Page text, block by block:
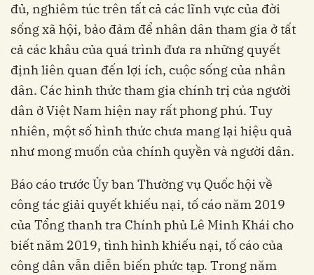
đủ, nghiêm túc trên tất cả các lĩnh vực của đời
sống xã hội, bảo đảm để nhân dân tham gia ở tất
cả các khâu của quá trình đưa ra những quyết
định liên quan đến lợi ích, cuộc sống của nhân
dân. Các hình thức tham gia chính trị của người
dân ở Việt Nam hiện nay rất phong phú. Tuy
nhiên, một số hình thức chưa mang lại hiệu quả
như mong muốn của chính quyền và người dân.
Báo cáo trước Ủy ban Thường vụ Quốc hội về
công tác giải quyết khiếu nại, tố cáo năm 2019
của Tổng thanh tra Chính phủ Lê Minh Khái cho
biết năm 2019, tình hình khiếu nại, tố cáo của
công dân vẫn diễn biến phức tạp. Trong năm